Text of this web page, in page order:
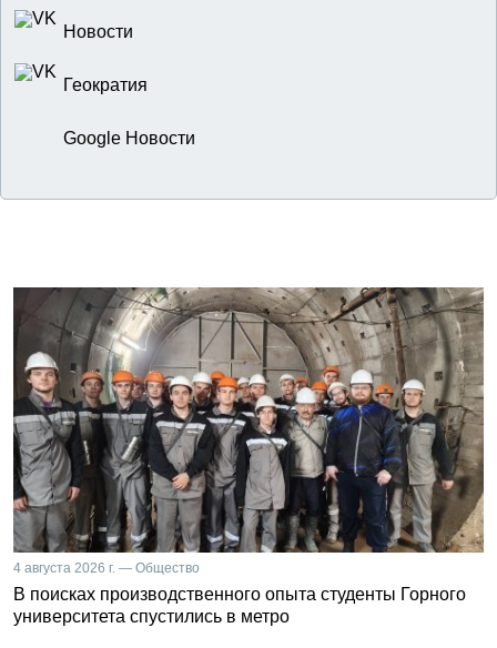
Новости
Геократия
Google Новости
4 августа 2026 г. — Общество
В поисках производственного опыта студенты Горного
университета спустились в метро